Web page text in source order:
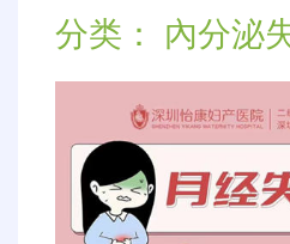
分类： 內分泌